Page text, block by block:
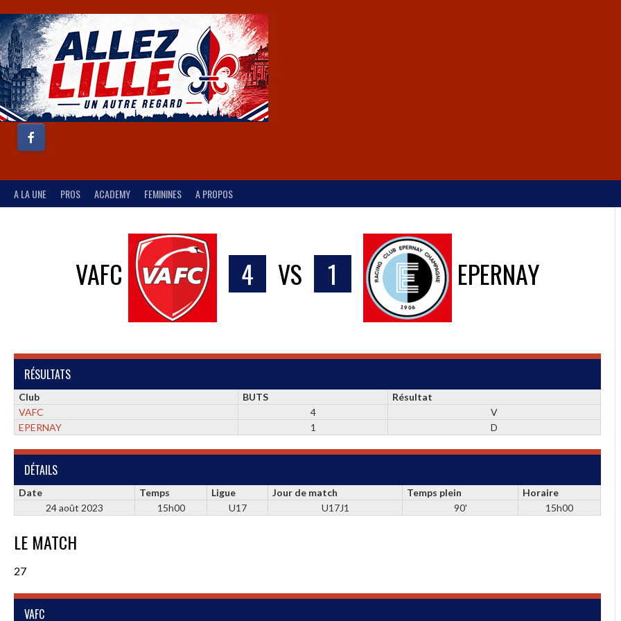
A LA UNE PROS ACADEMY FEMININES A PROPOS
VAFC 4 VS 1 EPERNAY
RÉSULTATS
Club BUTS
Résultat
VAFC
4
V
EPERNAY
1 D
DÉTAILS
Date Temps Ligue Jour de match Temps plein
Horaire
24 août 2023
15h00 U17 U17J1 90' 15h00
LE MATCH
27
VAFC